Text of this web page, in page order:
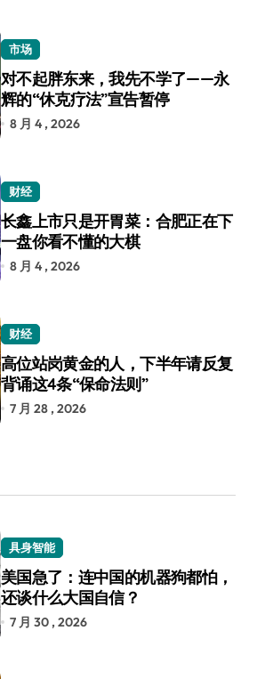
市场
对不起胖东来，我先不学了——永
辉的“休克疗法”宣告暂停
8 月 4 , 2026
财经
长鑫上市只是开胃菜：合肥正在下
一盘你看不懂的大棋
8 月 4 , 2026
财经
高位站岗黄金的人，下半年请反复
背诵这4条“保命法则”
7 月 28 , 2026
具身智能
美国急了：连中国的机器狗都怕，
还谈什么大国自信？
7 月 30 , 2026